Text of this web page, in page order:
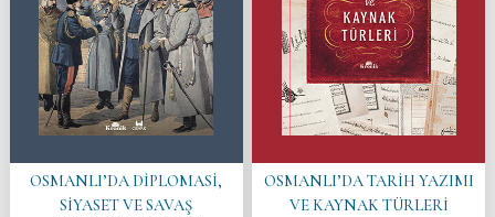
OSMANLI’DA DİPLOMASİ,
SİYASET VE SAVAŞ
OSMANLI’DA TARİH YAZIMI
VE KAYNAK TÜRLERİ